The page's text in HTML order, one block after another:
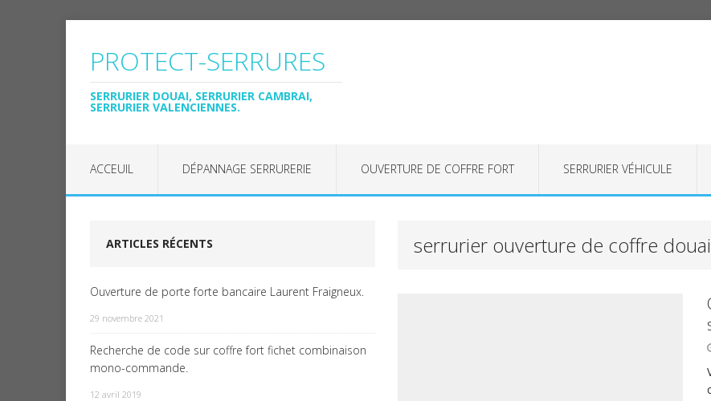
PROTECT-SERRURES
SERRURIER DOUAI, SERRURIER CAMBRAI,
SERRURIER VALENCIENNES.
ACCEUIL DÉPANNAGE SERRURERIE OUVERTURE DE COFFRE FORT SERRURIER VÉHICULE
serrurier ouverture de coffre douai
ARTICLES RÉCENTS
Ouverture de porte forte bancaire Laurent Fraigneux.
29 novembre 2021
Recherche de code sur coffre fort fichet combinaison
mono-commande.
12 avril 2019